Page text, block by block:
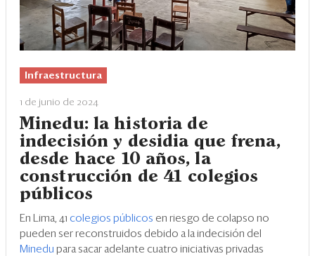
Infraestructura
1 de junio de 2024
Minedu: la historia de
indecisión y desidia que frena,
desde hace 10 años, la
construcción de 41 colegios
públicos
En Lima, 41 colegios públicos en riesgo de colapso no
pueden ser reconstruidos debido a la indecisión del
Minedu para sacar adelante cuatro iniciativas privadas